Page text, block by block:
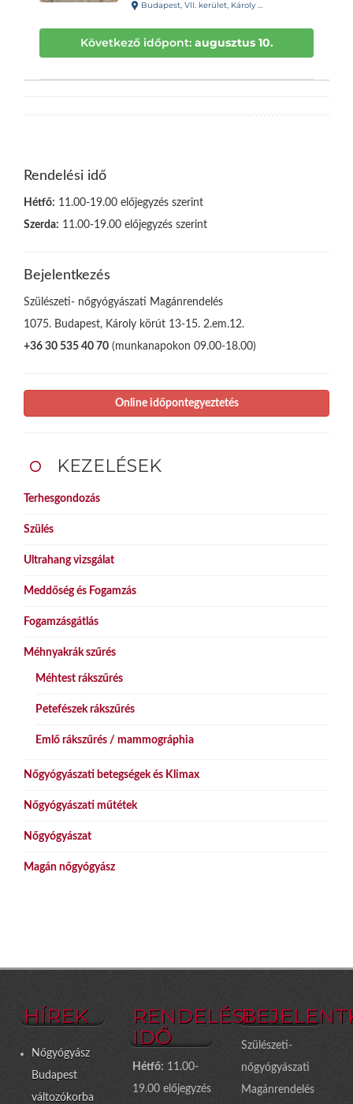
Rendelési idő
Hétfő: 11.00-19.00 előjegyzés szerint
Szerda: 11.00-19.00 előjegyzés szerint
Bejelentkezés
Szülészeti- nőgyógyászati Magánrendelés
1075. Budapest, Károly körút 13-15. 2.em.12.
+36 30 535 40 70 (munkanapokon 09.00-18.00)
Online időpontegyeztetés
KEZELÉSEK
Terhesgondozás
Szülés
Ultrahang vizsgálat
Meddőség és Fogamzás
Fogamzásgátlás
Méhnyakrák szűrés
Méhtest rákszűrés
Petefészek rákszűrés
Emlő rákszűrés / mammográphia
Nőgyógyászati betegségek és Klimax
Nőgyógyászati műtétek
Nőgyógyászat
Magán nőgyógyász
HÍREK
Nőgyógyász
Budapest
változókorba
RENDELÉSI
IDŐ
Hétfő: 11.00-
19.00 előjegyzés
Szülészeti-
nőgyógyászati
Magánrendelés